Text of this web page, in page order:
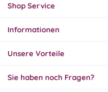
Super schnelle Lieferung,
Produkt und Preis
Shop Service
Informationen
Unsere Vorteile
Sie haben noch Fragen?